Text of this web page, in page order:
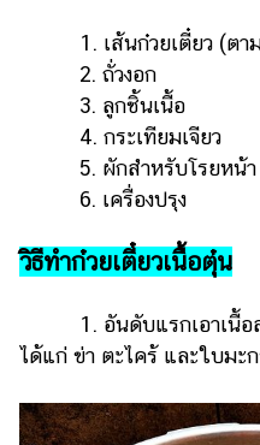
ปัญหา
1. เส้นก๋วยเตี๋ยว (ตา
2. ถั่วงอก
3. ลูกชิ้นเนื้อ
4. กระเทียมเจียว
5. ผักสำหรับโรยหน้า
6. เครื่องปรุง
วิธีทำก๋วยเตี๋ยวเนื้อตุ๋น
1. อันดับแรกเอาเนื้อล
ได้แก่ ข่า ตะไคร้ และใบมะ